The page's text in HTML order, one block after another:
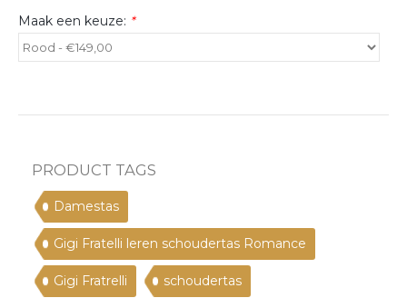
Maak een keuze: *
PRODUCT TAGS
Damestas
Gigi Fratelli leren schoudertas Romance
Gigi Fratrelli schoudertas